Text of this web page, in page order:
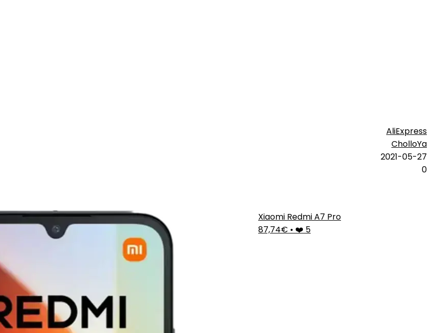
AliExpress
CholloYa
2021-05-27
0
Xiaomi Redmi A7 Pro
87,74€ • ❤️ 5